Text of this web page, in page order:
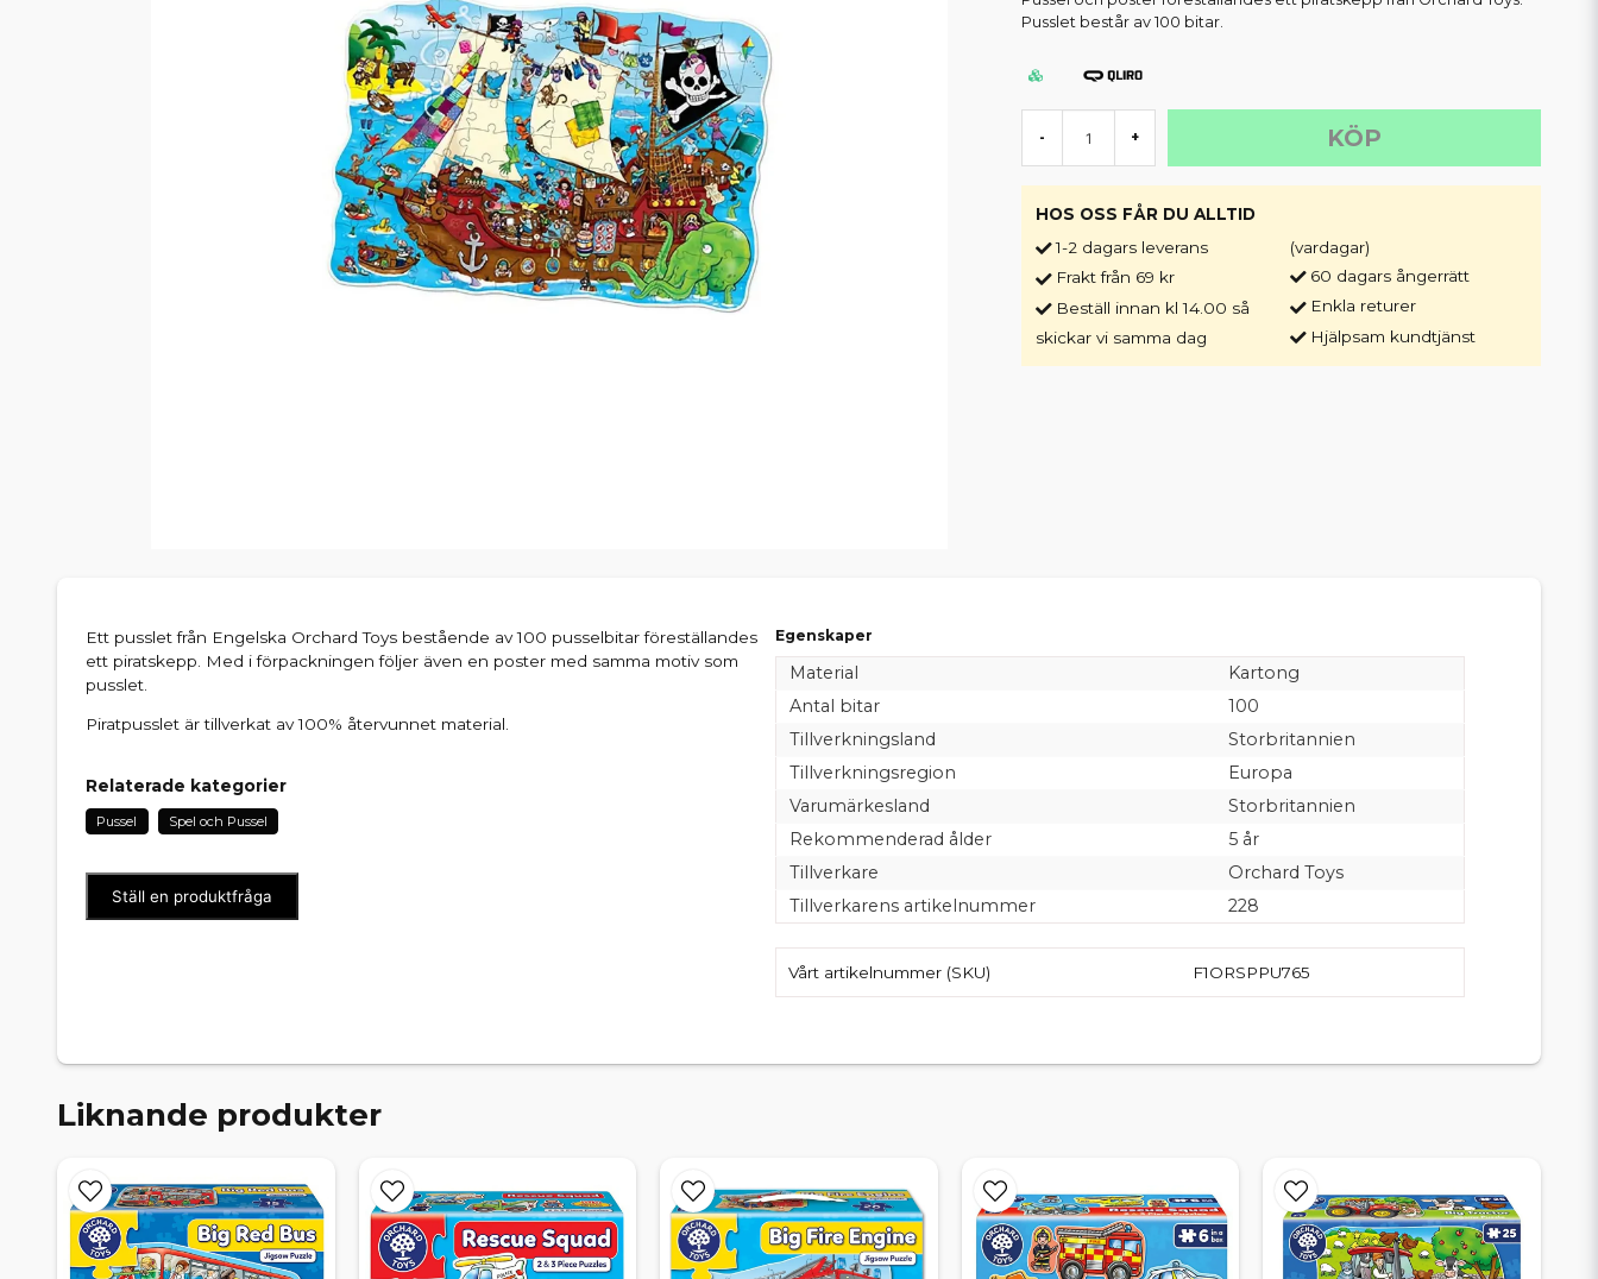
Pusslet består av 100 bitar.
- + KÖP
HOS OSS FÅR DU ALLTID
1-2 dagars leverans
Frakt från 69 kr
Beställ innan kl 14.00 så
skickar vi samma dag
(vardagar)
60 dagars ångerrätt
Enkla returer
Hjälpsam kundtjänst
Ett pusslet från Engelska Orchard Toys bestående av 100 pusselbitar föreställandes
ett piratskepp. Med i förpackningen följer även en poster med samma motiv som
pusslet.
Piratpusslet är tillverkat av 100% återvunnet material.
Relaterade kategorier
Pussel Spel och Pussel
Ställ en produktfråga
Egenskaper
Material
Kartong
Antal bitar
100
Tillverkningsland
Storbritannien
Tillverkningsregion
Europa
Varumärkesland
Storbritannien
Rekommenderad ålder
5 år
Tillverkare
Orchard Toys
Tillverkarens artikelnummer
228
Vårt artikelnummer (SKU) F1ORSPPU765
Liknande produkter